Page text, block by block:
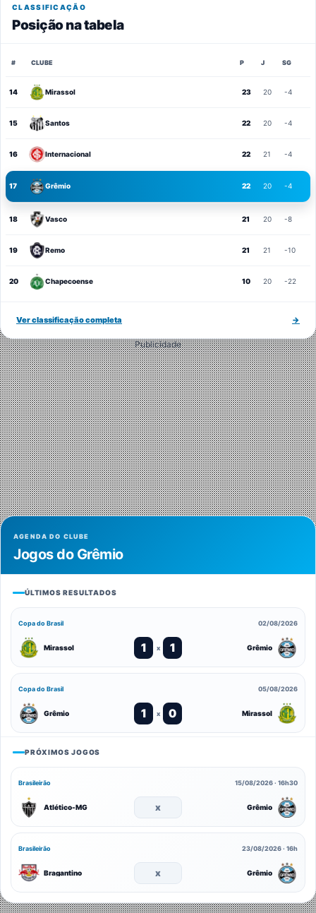
CLASSIFICAÇÃO
Posição na tabela
# CLUBE P J SG
14 Mirassol 23 20 -4
15 Santos 22 20 -4
16 Internacional 22 21 -4
17 Grêmio 22 20 -4
18 Vasco 21 20 -8
19 Remo 21 21 -10
20 Chapecoense 10 20 -22
Ver classificação completa →
Publicidade
AGENDA DO CLUBE
Jogos do Grêmio
ÚLTIMOS RESULTADOS
Copa do Brasil 02/08/2026
Mirassol 1 x 1 Grêmio
Copa do Brasil 05/08/2026
Grêmio 1 x 0 Mirassol
PRÓXIMOS JOGOS
Brasileirão 15/08/2026 · 16h30
Atlético-MG x Grêmio
Brasileirão 23/08/2026 · 16h
Bragantino x Grêmio